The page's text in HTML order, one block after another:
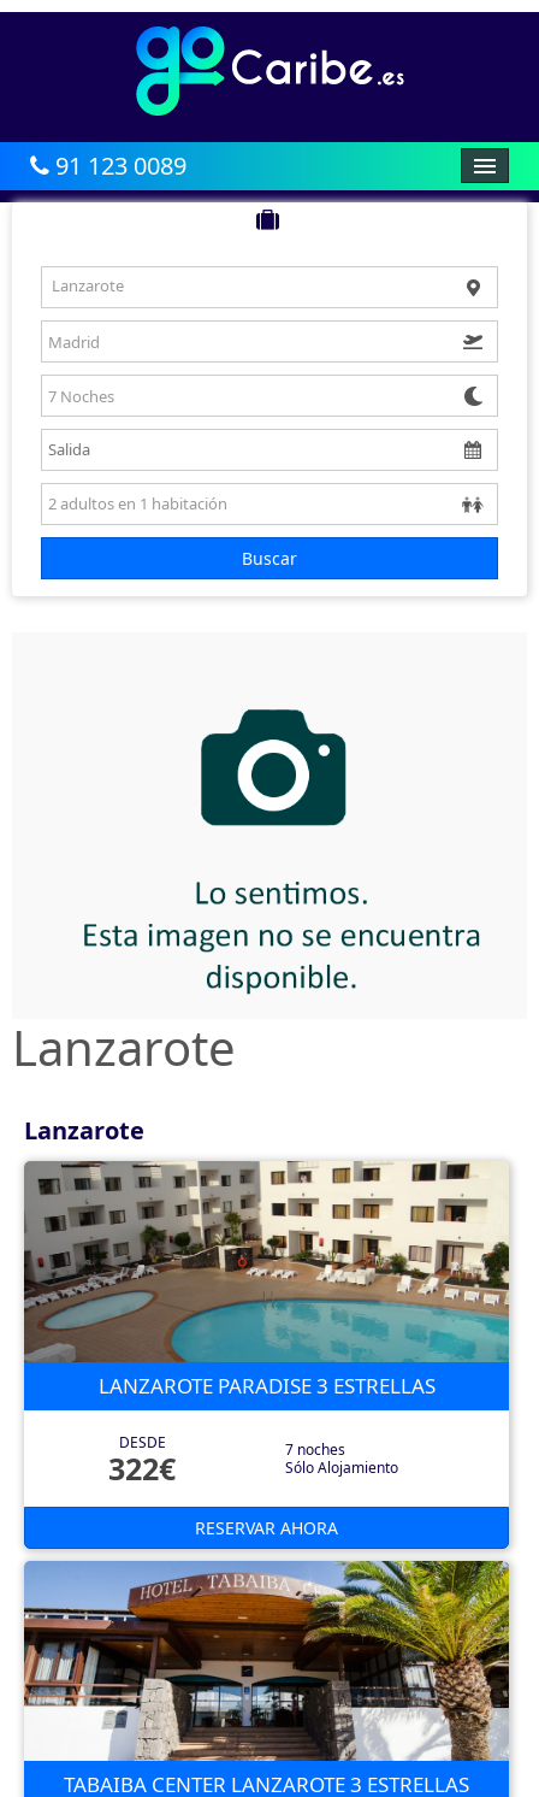
91 123 0089
AFRICA
CARIBE
BALEARES
CANARIAS
ASIA
AMÉRICA
HOTELES
Lanzarote
Buscar
Lanzarote
Lanzarote
LANZAROTE PARADISE 3 ESTRELLAS
DESDE
322€
7 noches
Sólo Alojamiento
RESERVAR AHORA
TABAIBA CENTER LANZAROTE 3 ESTRELLAS